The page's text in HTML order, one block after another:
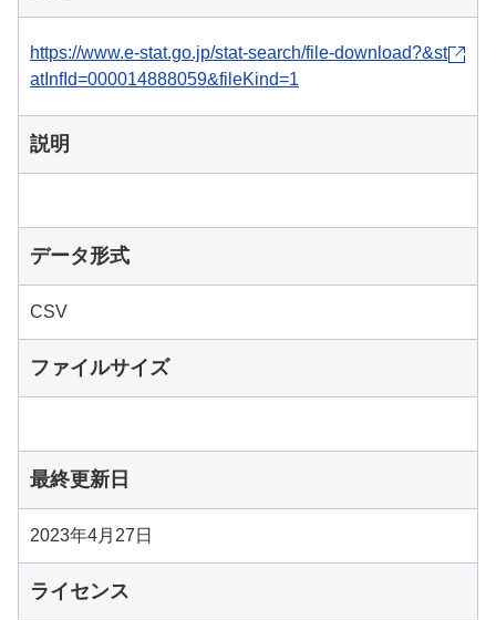
https://www.e-stat.go.jp/stat-search/file-download?&st
atInfId=000014888059&fileKind=1
説明
データ形式
CSV
ファイルサイズ
最終更新日
2023年4月27日
ライセンス